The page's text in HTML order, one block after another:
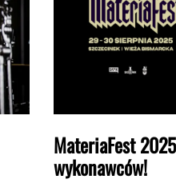
MateriaFest
wykonawców!